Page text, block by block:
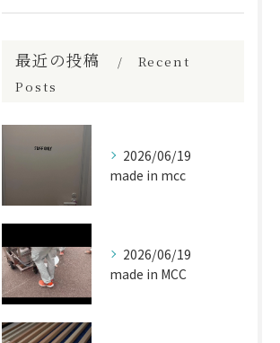
最近の投稿
Recent
Posts
2026/06/19
made in mcc
2026/06/19
made in MCC